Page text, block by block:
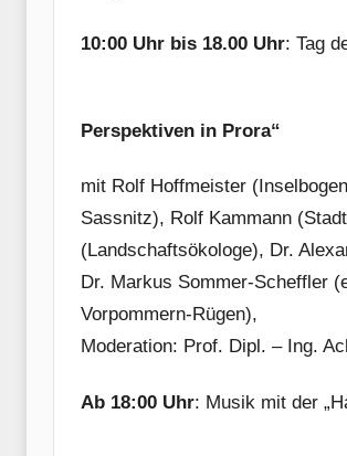
10:00 Uhr bis 18.00 Uhr: Tag
Perspektiven in Prora“
mit Rolf Hoffmeister
Sassnitz), Rolf Kammann
(Landschaftsökologe), Dr.
Dr. Markus Sommer-Scheffler
Vorpommern-Rügen),
Moderation: Prof. Dipl. – Ing.
Ab 18:00 Uhr: Musik mit der